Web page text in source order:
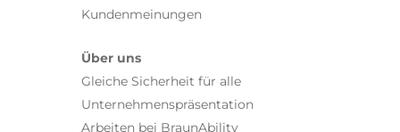
Kundenmeinungen
Über uns
Gleiche Sicherheit für alle
Unternehmenspräsentation
Arbeiten bei BraunAbility